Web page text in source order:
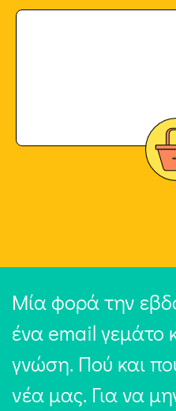
Μία φορά την
ένα email γεμάτο
γνώση. Πού και
νέα μας. Για να